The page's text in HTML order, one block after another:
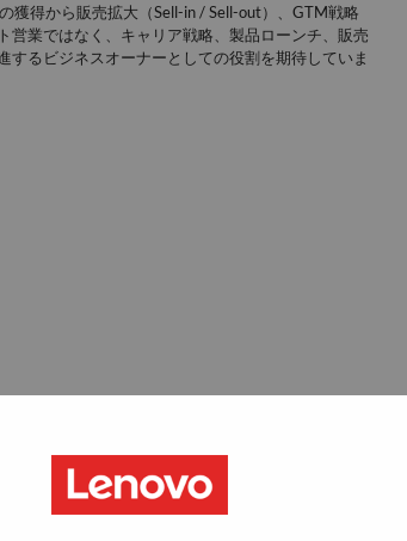
獲得から販売拡大（Sell-in / Sell-out）、GTM戦略
業ではなく、キャリア戦略、製品ローンチ、販売
るビジネスオーナーとしての役割を期待していま